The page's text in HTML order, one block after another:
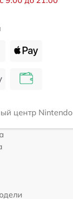
центр Nintendo